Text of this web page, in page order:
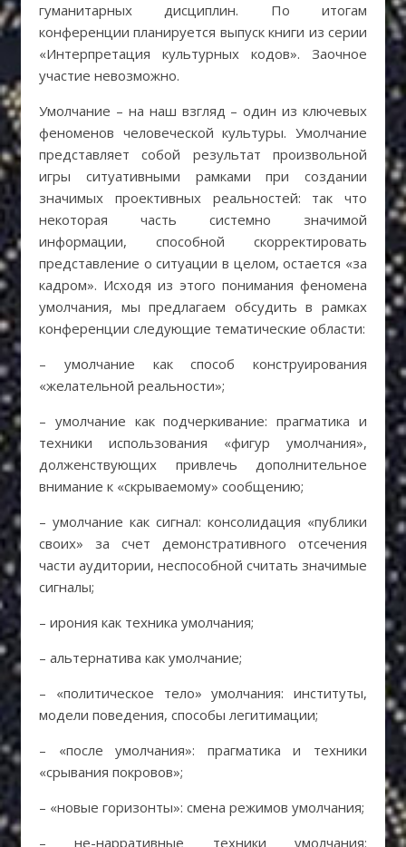
гуманитарных дисциплин. По итогам
конференции планируется выпуск книги из серии
«Интерпретация культурных кодов». Заочное
участие невозможно.
Умолчание – на наш взгляд – один из ключевых
феноменов человеческой культуры. Умолчание
представляет собой результат произвольной
игры ситуативными рамками при создании
значимых проективных реальностей: так что
некоторая часть системно значимой
информации, способной скорректировать
представление о ситуации в целом, остается «за
кадром». Исходя из этого понимания феномена
умолчания, мы предлагаем обсудить в рамках
конференции следующие тематические области:
– умолчание как способ конструирования
«желательной реальности»;
– умолчание как подчеркивание: прагматика и
техники использования «фигур умолчания»,
долженствующих привлечь дополнительное
внимание к «скрываемому» сообщению;
– умолчание как сигнал: консолидация «публики
своих» за счет демонстративного отсечения
части аудитории, неспособной считать значимые
сигналы;
– ирония как техника умолчания;
– альтернатива как умолчание;
– «политическое тело» умолчания: институты,
модели поведения, способы легитимации;
– «после умолчания»: прагматика и техники
«срывания покровов»;
– «новые горизонты»: смена режимов умолчания;
– не-нарративные техники умолчания: